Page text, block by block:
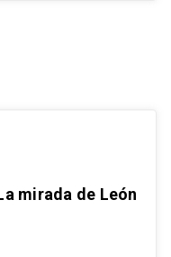
mirada de León